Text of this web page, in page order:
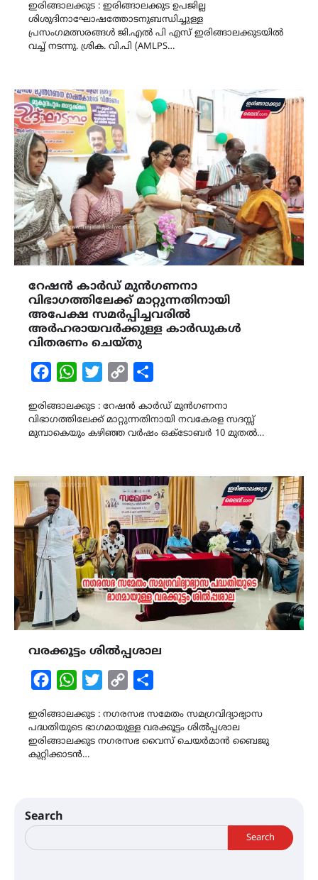
ഇരിങ്ങാലക്കുട : ഇരിങ്ങാലക്കുട ഉപജില്ല
ശിശുദിനാഘോഷത്തോടനുബന്ധിച്ചുള്ള
പ്രസംഗമത്സരങ്ങൾ ജി.എൽ പി എസ് ഇരിങ്ങാലക്കുടയിൽ
വച്ച് നടന്നു. ശ്രിക. വി.പി (AMLPS…
റേഷൻ കാർഡ് മുൻഗണനാ
വിഭാഗത്തിലേക്ക് മാറ്റുന്നതിനായി
അപേക്ഷ സമർപ്പിച്ചവരിൽ
അർഹരായവർക്കുള്ള കാർഡുകൾ
വിതരണം ചെയ്തു
FacebookWhatsAppTwitterCopy
ഇരിങ്ങാലക്കുട : റേഷൻ കാർഡ് മുൻഗണനാ
വിഭാഗത്തിലേക്ക് മാറ്റുന്നതിനായി നവകേരള സദസ്സ്
മുമ്പാകെയും കഴിഞ്ഞ വർഷം ഒക്ടോബർ 10 മുതൽ…
വരക്കൂട്ടം ശിൽപ്പശാല
FacebookWhatsAppTwitterCopy
ഇരിങ്ങാലക്കുട : നഗരസഭ സമേതം സമഗ്രവിദ്യാഭ്യാസ
പദ്ധതിയുടെ ഭാഗമായുള്ള വരക്കൂട്ടം ശിൽപ്പശാല
ഇരിങ്ങാലക്കുട നഗരസഭ വൈസ് ചെയർമാൻ ബൈജു
കുറ്റിക്കാടൻ…
Search
Search